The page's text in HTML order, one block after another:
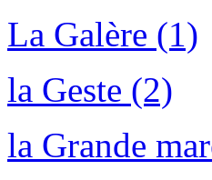
La Galère (1)
la Geste (2)
la Grande